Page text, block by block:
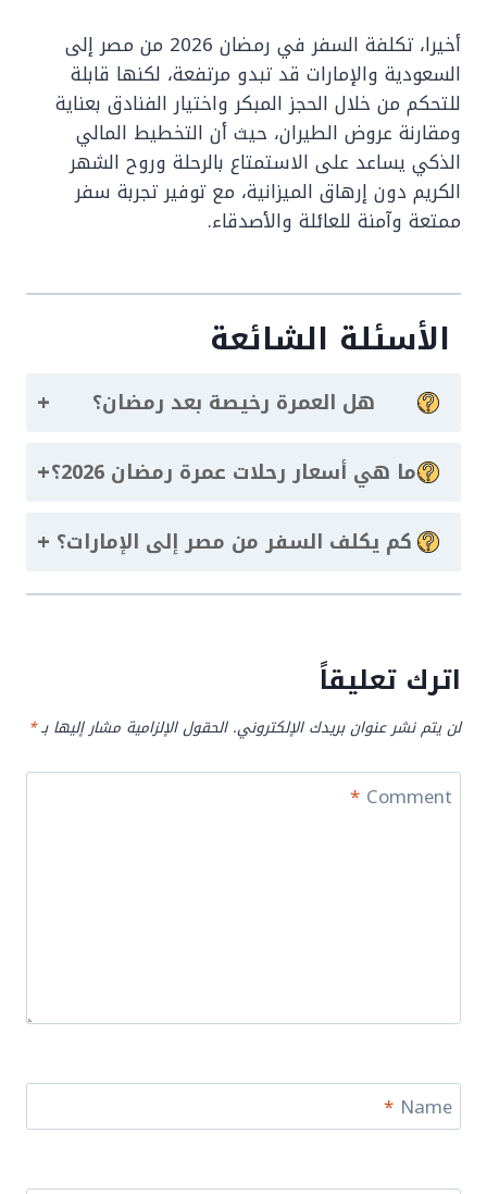
أخيرا، تكلفة السفر في رمضان 2026 من مصر إلى
السعودية والإمارات قد تبدو مرتفعة، لكنها قابلة
للتحكم من خلال الحجز المبكر واختيار الفنادق بعناية
ومقارنة عروض الطيران، حيث أن التخطيط المالي
الذكي يساعد على الاستمتاع بالرحلة وروح الشهر
الكريم دون إرهاق الميزانية، مع توفير تجربة سفر
ممتعة وآمنة للعائلة والأصدقاء.
الأسئلة الشائعة
هل العمرة رخيصة بعد رمضان؟ +
ما هي أسعار رحلات عمرة رمضان 2026؟ +
كم يكلف السفر من مصر إلى الإمارات؟ +
اترك تعليقاً
لن يتم نشر عنوان بريدك الإلكتروني. الحقول الإلزامية مشار إليها بـ*
Comment
*
Name
*